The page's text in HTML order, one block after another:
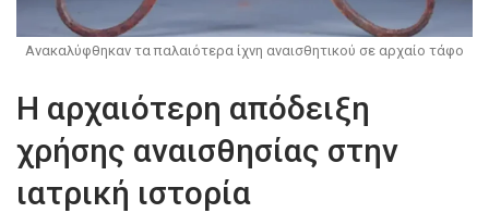
Ανακαλύφθηκαν τα παλαιότερα ίχνη αναισθητικού σε αρχαίο τάφο
Η αρχαιότερη απόδειξη
χρήσης αναισθησίας στην
ιατρική ιστορία